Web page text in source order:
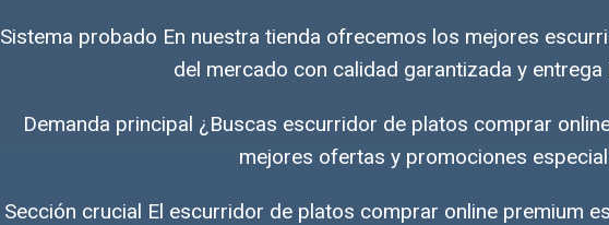
Sistema probado En nuestra tienda ofrecemos los mejores
del mercado con calidad garantizada y entrega
Demanda principal ¿Buscas escurridor de platos comprar
mejores ofertas y promociones
Sección crucial El escurridor de platos comprar online premium